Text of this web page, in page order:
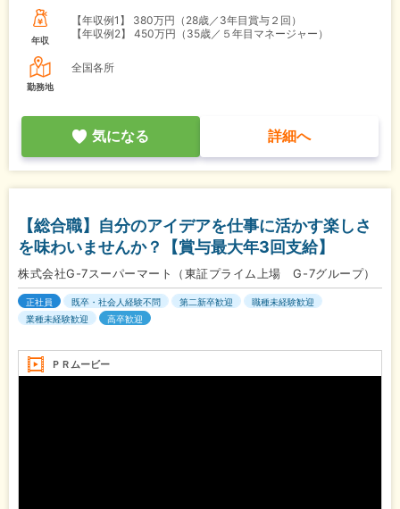
年収
【年収例1】
380万円（28歳／3年目賞与２回）
【年収例2】
450万円（35歳／５年目マネージャー）
勤務地
全国各所
気になる 詳細へ
【総合職】自分のアイデアを仕事に活かす楽しさ
を味わいませんか？【賞与最大年3回支給】
株式会社G-7スーパーマート（東証プライム上場 G-7グループ）
正社員 既卒・社会人経験不問 第二新卒歓迎
職種未経験歓迎
業種未経験歓迎
高卒歓迎
ＰＲムービー